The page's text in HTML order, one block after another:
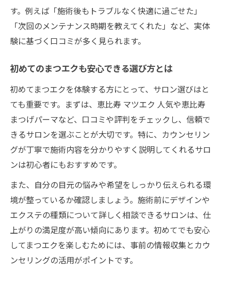
す。例えば「施術後もトラブルなく快適に過ごせた」
「次回のメンテナンス時期を教えてくれた」など、実体
験に基づく口コミが多く見られます。
初めてのまつエクも安心できる選び方とは
初めてまつエクを体験する方にとって、サロン選びはと
ても重要です。まずは、恵比寿 マツエク 人気や恵比寿
まつげパーマなど、口コミや評判をチェックし、信頼で
きるサロンを選ぶことが大切です。特に、カウンセリン
グが丁寧で施術内容を分かりやすく説明してくれるサロ
ンは初心者にもおすすめです。
また、自分の目元の悩みや希望をしっかり伝えられる環
境が整っているか確認しましょう。施術前にデザインや
エクステの種類について詳しく相談できるサロンは、仕
上がりの満足度が高い傾向にあります。初めてでも安心
してまつエクを楽しむためには、事前の情報収集とカウ
ンセリングの活用がポイントです。